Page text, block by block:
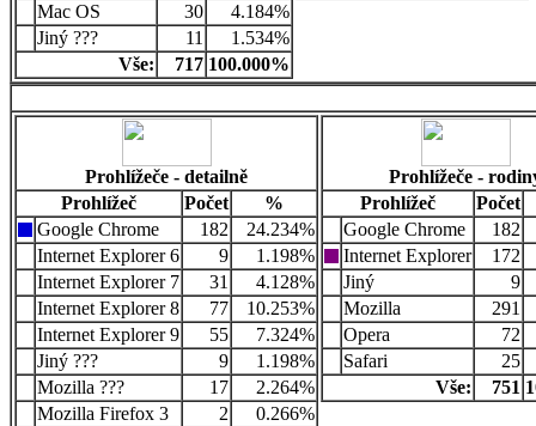
Mac OS
30
4.184%
Jiný ???
11
1.534%
Vše:
717 100.000%
Prohlížeče - detailně
Prohlížeč
Počet
%
Google Chrome
182
24.234%
Internet Explorer 6
9
1.198%
Internet Explorer 7
31
4.128%
Internet Explorer 8
77
10.253%
Internet Explorer 9
55
7.324%
Jiný ???
9
1.198%
Mozilla ???
17
2.264%
Mozilla Firefox 3
2
0.266%
Prohlížeče -
Prohlížeč
Počet
Google Chrome
182
Internet Explorer
172
Jiný
9
Mozilla
291
Opera
72
Safari
25
Vše:
751